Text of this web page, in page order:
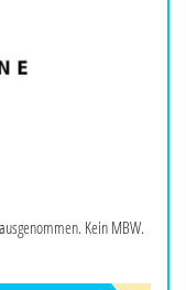
Kein MBW.